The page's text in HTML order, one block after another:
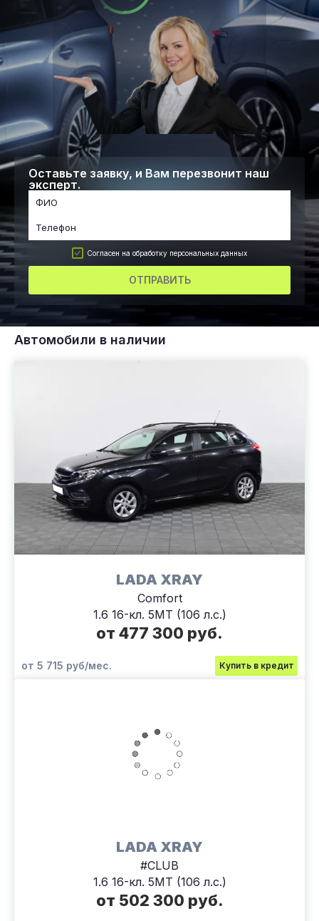
Оставьте заявку, и Вам перезвонит наш
эксперт.
Согласен на обработку персональных данных
ОТПРАВИТЬ
Автомобили в наличии
LADA XRAY
Comfort
1.6 16-кл. 5МТ (106 л.с.)
от 477 300 руб.
от 5 715 руб/мес. Купить в кредит
LADA XRAY
#CLUB
1.6 16-кл. 5МТ (106 л.с.)
от 502 300 руб.